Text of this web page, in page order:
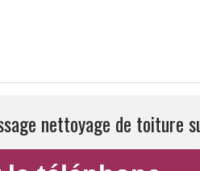
nettoyage de toiture